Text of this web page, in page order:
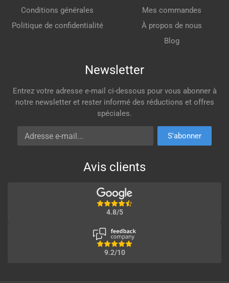
Conditions générales
Politique de confidentialité
Mes commandes
À propos de nous
Blog
Newsletter
Entrez votre adresse e-mail ci-dessous pour vous abonner à
notre newsletter et rester informé des réductions et offres
spéciales.
Adresse e-mail
S'abonner
Avis clients
4.8/5
9.2/10